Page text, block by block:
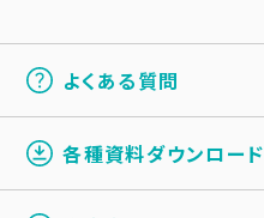
よくある質問
各種資料ダウンロード